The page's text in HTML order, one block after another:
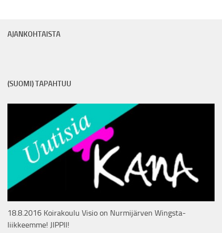
AJANKOHTAISTA
(SUOMI) TAPAHTUU
18.8.2016 Koirakoulu Visio on Nurmijärven Wingsta-
liikkeemme! JIPPII!